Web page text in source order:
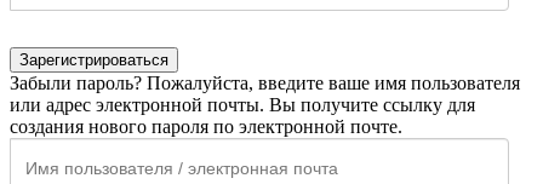
Зарегистрироваться
Забыли пароль? Пожалуйста, введите ваше имя пользователя
или адрес электронной почты. Вы получите ссылку для
создания нового пароля по электронной почте.